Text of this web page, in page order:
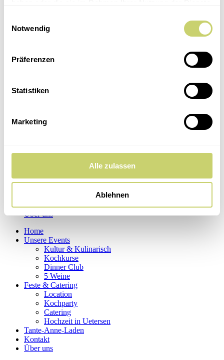
Notwendig
Präferenzen
Statistiken
Marketing
Alle zulassen
Ablehnen
Location
Kochparty
Tante-Anne-Laden
Kochkurse
Catering
Kontakt
Über uns
Home
Unsere Events
Kultur & Kulinarisch
Kochkurse
Dinner Club
5 Weine
Feste & Catering
Location
Kochparty
Catering
Hochzeit in Uetersen
Tante-Anne-Laden
Kontakt
Über uns